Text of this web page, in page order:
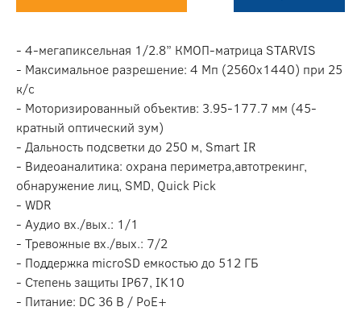
- 4-мегапиксельная 1/2.8” КМОП-матрица STARVIS
- Максимальное разрешение: 4 Мп (2560х1440) при 25
к/с
- Моторизированный объектив: 3.95-177.7 мм (45-
кратный оптический зум)
- Дальность подсветки до 250 м, Smart IR
- Видеоаналитика: охрана периметра,автотрекинг,
обнаружение лиц, SMD, Quick Pick
- WDR
- Аудио вх./вых.: 1/1
- Тревожные вх./вых.: 7/2
- Поддержка microSD емкостью до 512 ГБ
- Степень защиты IP67, IK10
- Питание: DC 36 В / PoE+